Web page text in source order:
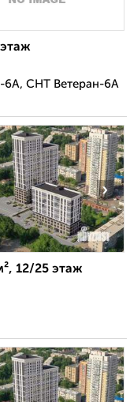
6А, СНТ Ветеран-6А
›
12/25 этаж